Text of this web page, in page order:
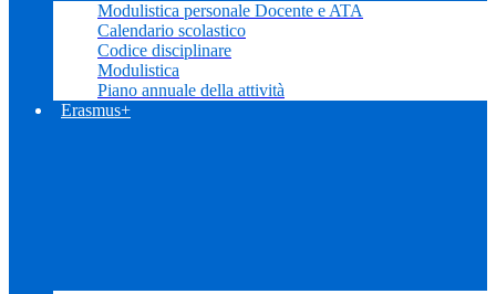
Modulistica personale Docente e ATA
Calendario scolastico
Codice disciplinare
Modulistica
Piano annuale della attività
Erasmus+